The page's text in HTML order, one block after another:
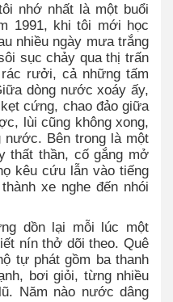
nhớ nhất là một buổi
1991, khi tôi mới học
nhiều ngày mưa trắng
sục chảy qua thị trấn
rưởi, cả những tấm
dòng nước xoáy ấy,
cứng, chao đảo giữa
lùi cũng không xong,
nước. Bên trong là một
thất thần, cố gắng mở
kêu cứu lẫn vào tiếng
xe nghe đến nhói
dồn lại mỗi lúc một
nín thở dõi theo. Quê
tự phát gồm ba thanh
bơi giỏi, từng nhiều
Năm nào nước dâng